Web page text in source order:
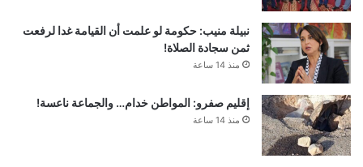
نبيلة منيب: حكومة لو علمت أن القيامة غدا لرفعت
ثمن سجادة الصلاة!
منذ 14 ساعة
إقليم صفرو: المواطن خدام… والجماعة ناعسة!
منذ 14 ساعة